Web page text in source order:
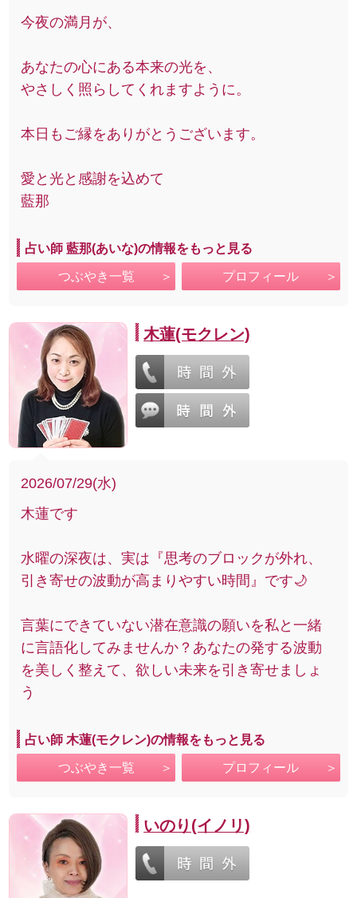
今夜の満月が、
あなたの心にある本来の光を、
やさしく照らしてくれますように。
本日もご縁をありがとうございます。
愛と光と感謝を込めて
藍那
占い師 藍那(あいな)の情報をもっと見る
つぶやき一覧 プロフィール
木蓮(モクレン)
2026/07/29(水)
木蓮です
水曜の深夜は、実は『思考のブロックが外れ、
引き寄せの波動が高まりやすい時間』です🌙
言葉にできていない潜在意識の願いを私と一緒
に言語化してみませんか？あなたの発する波動
を美しく整えて、欲しい未来を引き寄せましょ
う
占い師 木蓮(モクレン)の情報をもっと見る
つぶやき一覧 プロフィール
いのり(イノリ)